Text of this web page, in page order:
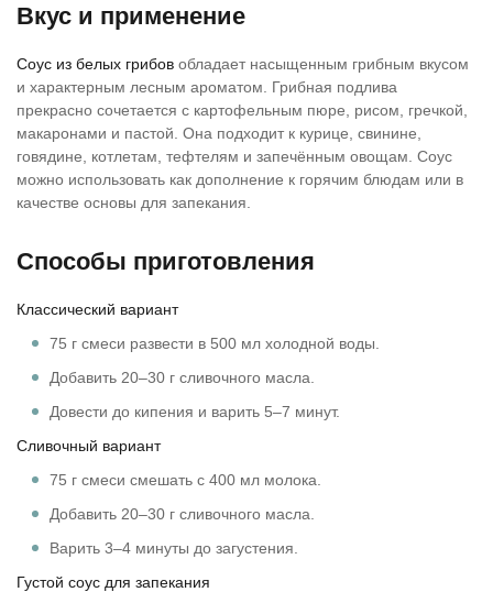
Вкус и применение
Соус из белых грибов обладает насыщенным грибным вкусом
и характерным лесным ароматом. Грибная подлива
прекрасно сочетается с картофельным пюре, рисом, гречкой,
макаронами и пастой. Она подходит к курице, свинине,
говядине, котлетам, тефтелям и запечённым овощам. Соус
можно использовать как дополнение к горячим блюдам или в
качестве основы для запекания.
Способы приготовления
Классический вариант
75 г смеси развести в 500 мл холодной воды.
Добавить 20–30 г сливочного масла.
Довести до кипения и варить 5–7 минут.
Сливочный вариант
75 г смеси смешать с 400 мл молока.
Добавить 20–30 г сливочного масла.
Варить 3–4 минуты до загустения.
Густой соус для запекания